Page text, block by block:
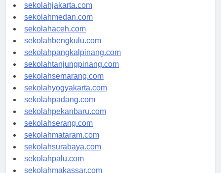
sekolahdenpasar.com
sekolahjakarta.com
sekolahmedan.com
sekolahaceh.com
sekolahbengkulu.com
sekolahpangkalpinang.com
sekolahtanjungpinang.com
sekolahsemarang.com
sekolahyogyakarta.com
sekolahpadang.com
sekolahpekanbaru.com
sekolahserang.com
sekolahmataram.com
sekolahsurabaya.com
sekolahpalu.com